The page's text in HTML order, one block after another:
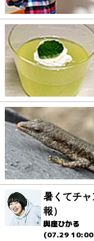
暑くてチ
報）
與座ひかる
(07.29